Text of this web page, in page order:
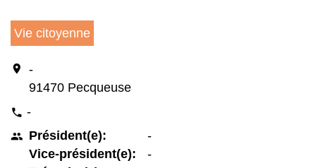
Vie citoyenne
location_on
-
91470 Pecqueuse
phone -
people Président(e):
Vice-président(e):
-
-